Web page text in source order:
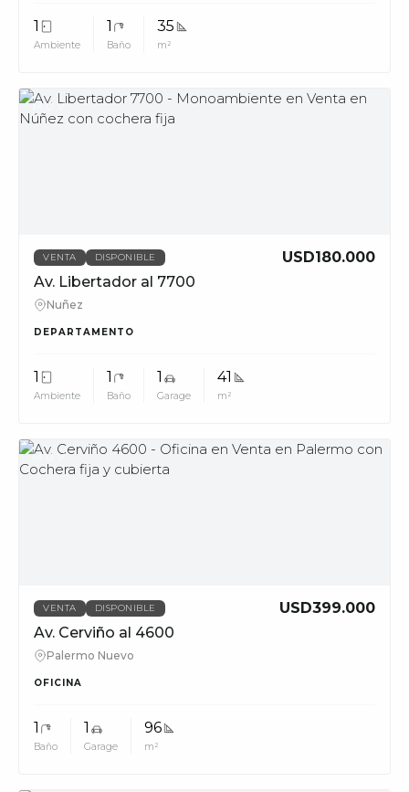
1
Ambiente
1
Baño
35
m²
MUV
VENTA DISPONIBLE
USD180.000
Av. Libertador al 7700
Nuñez
DEPARTAMENTO
1
Ambiente
1
Baño
1
Garage
41
m²
MUV
VENTA DISPONIBLE
USD399.000
Av. Cerviño al 4600
Palermo Nuevo
OFICINA
1
Baño
1
Garage
96
m²